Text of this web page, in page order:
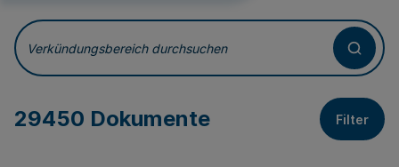
Verkündungsbereich
Verkündungsbereich durchsuchen
29450 Dokumente Filter